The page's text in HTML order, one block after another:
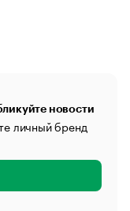
новости
личный бренд